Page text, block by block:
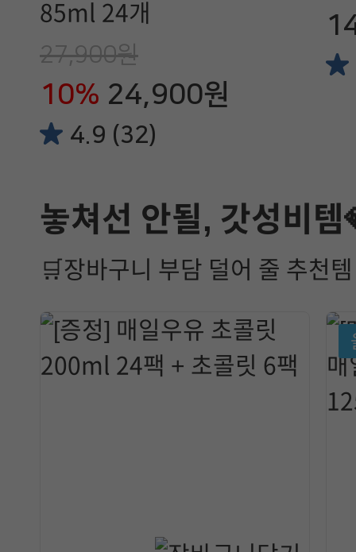
85ml 24개
27,900원
10% 24,900원
4.9 (32)
놓쳐선 안될, 갓성비템
🛒장바구니 부담 덜어 줄 추천